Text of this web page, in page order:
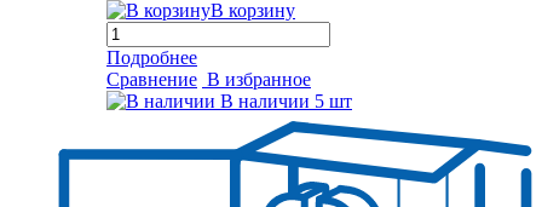
В корзину
Подробнее
Сравнение В избранное
В наличии 5 шт